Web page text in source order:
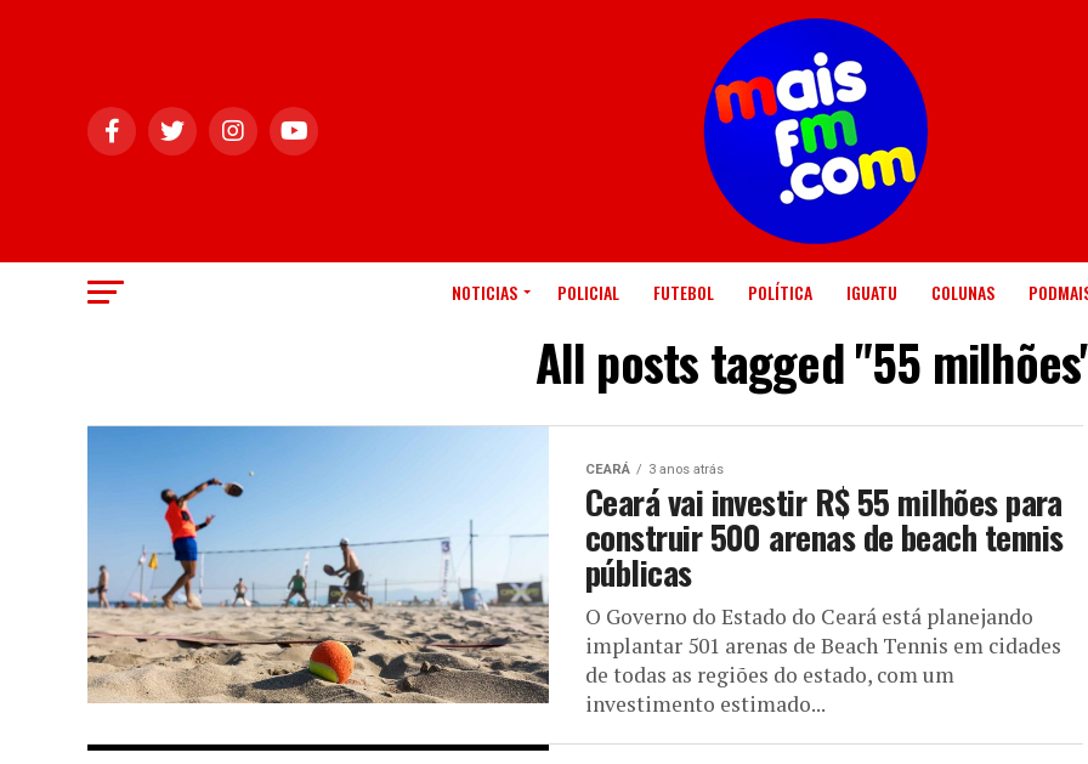
NOTICIAS POLICIAL FUTEBOL POLÍTICA IGUATU COLUNAS
All posts tagged "55
CEARÁ 3 anos atrás
Ceará vai investir R$ 55 milhões para
construir 500 arenas de beach tennis
públicas
O Governo do Estado do Ceará está planejando
implantar 501 arenas de Beach Tennis em cidades
de todas as regiões do estado, com um
investimento estimado...